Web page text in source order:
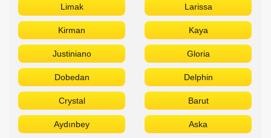
Limak Larissa
Kirman Kaya
Justiniano Gloria
Dobedan Delphin
Crystal Barut
Aydınbey Aska